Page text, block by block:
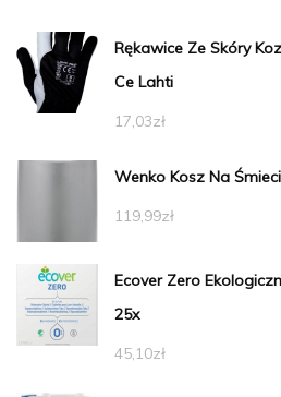
Rękawice Ze Skóry
Ce Lahti
17,03zł
Wenko Kosz Na
119,99zł
Ecover Zero
25x
45,10zł